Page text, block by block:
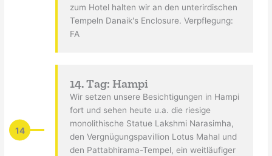
zum Hotel halten wir an den unterirdischen
Tempeln Danaik's Enclosure. Verpflegung:
FA
14
14. Tag: Hampi
Wir setzen unsere Besichtigungen in Hampi
fort und sehen heute u.a. die riesige
monolithische Statue Lakshmi Narasimha,
den Vergnügungspavillion Lotus Mahal und
den Pattabhirama-Tempel, ein weitläufiger